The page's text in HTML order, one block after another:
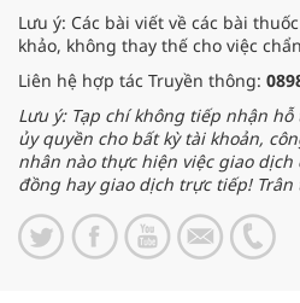
Lưu ý: Các bài viết về các bài
khảo, không thay thế cho việc
Liên hệ hợp tác Truyền thông:
Lưu ý: Tạp chí không tiếp nhận
ủy quyền cho bất kỳ tài khoản,
nhân nào thực hiện việc giao dịch
đồng hay giao dịch trực tiếp!